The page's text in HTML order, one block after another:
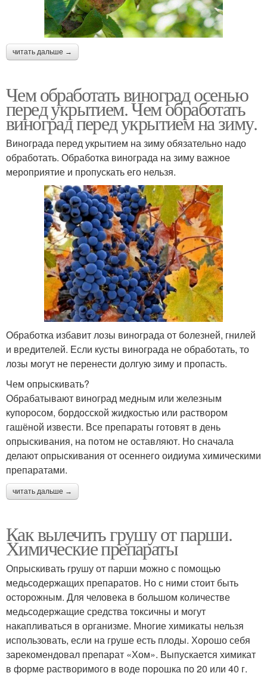
читать дальше →
Чем обработать виноград осенью
перед укрытием. Чем обработать
виноград перед укрытием на зиму.
Винограда перед укрытием на зиму обязательно надо
обработать. Обработка винограда на зиму важное
мероприятие и пропускать его нельзя.
Обработка избавит лозы винограда от болезней, гнилей
и вредителей. Если кусты винограда не обработать, то
лозы могут не перенести долгую зиму и пропасть.
Чем опрыскивать?
Обрабатывают виноград медным или железным
купоросом, бордосской жидкостью или раствором
гашёной извести. Все препараты готовят в день
опрыскивания, на потом не оставляют. Но сначала
делают опрыскивания от осеннего оидиума химическими
препаратами.
читать дальше →
Как вылечить грушу от парши.
Химические препараты
Опрыскивать грушу от парши можно с помощью
медьсодержащих препаратов. Но с ними стоит быть
осторожным. Для человека в большом количестве
медьсодержащие средства токсичны и могут
накапливаться в организме. Многие химикаты нельзя
использовать, если на груше есть плоды. Хорошо себя
зарекомендовал препарат «Хом». Выпускается химикат
в форме растворимого в воде порошка по 20 или 40 г.